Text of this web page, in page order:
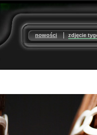
nowości|zdjęcie